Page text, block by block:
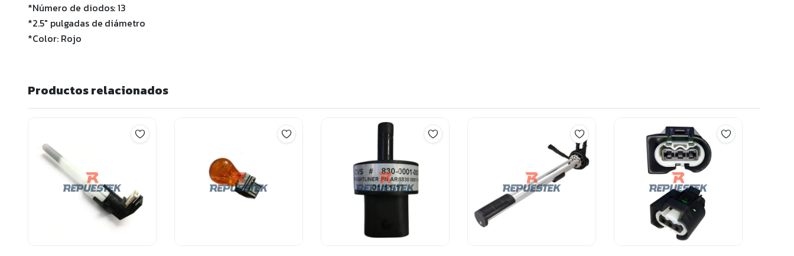
*Número de diodos: 13
*2.5″ pulgadas de diámetro
*Color: Rojo
Productos relacionados